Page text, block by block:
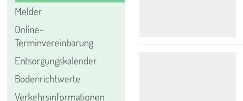
Melder
Online-
Terminvereinbarung
Entsorgungskalender
Bodenrichtwerte
Verkehrsinformationen